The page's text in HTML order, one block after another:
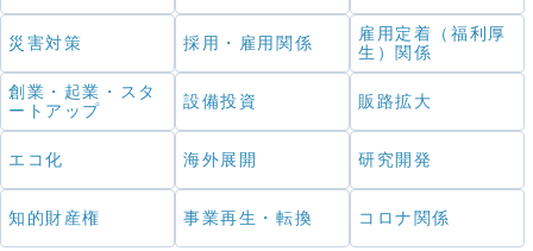
災害対策 採用・雇用関係
雇用定着（福利厚
生）関係
創業・起業・スタ
ートアップ
設備投資 販路拡大
エコ化 海外展開 研究開発
知的財産権 事業再生・転換 コロナ関係